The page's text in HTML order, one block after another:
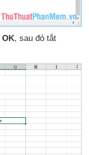
OK, sau đó tắt